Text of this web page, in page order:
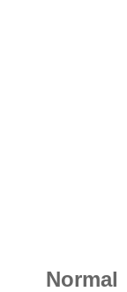
Normal